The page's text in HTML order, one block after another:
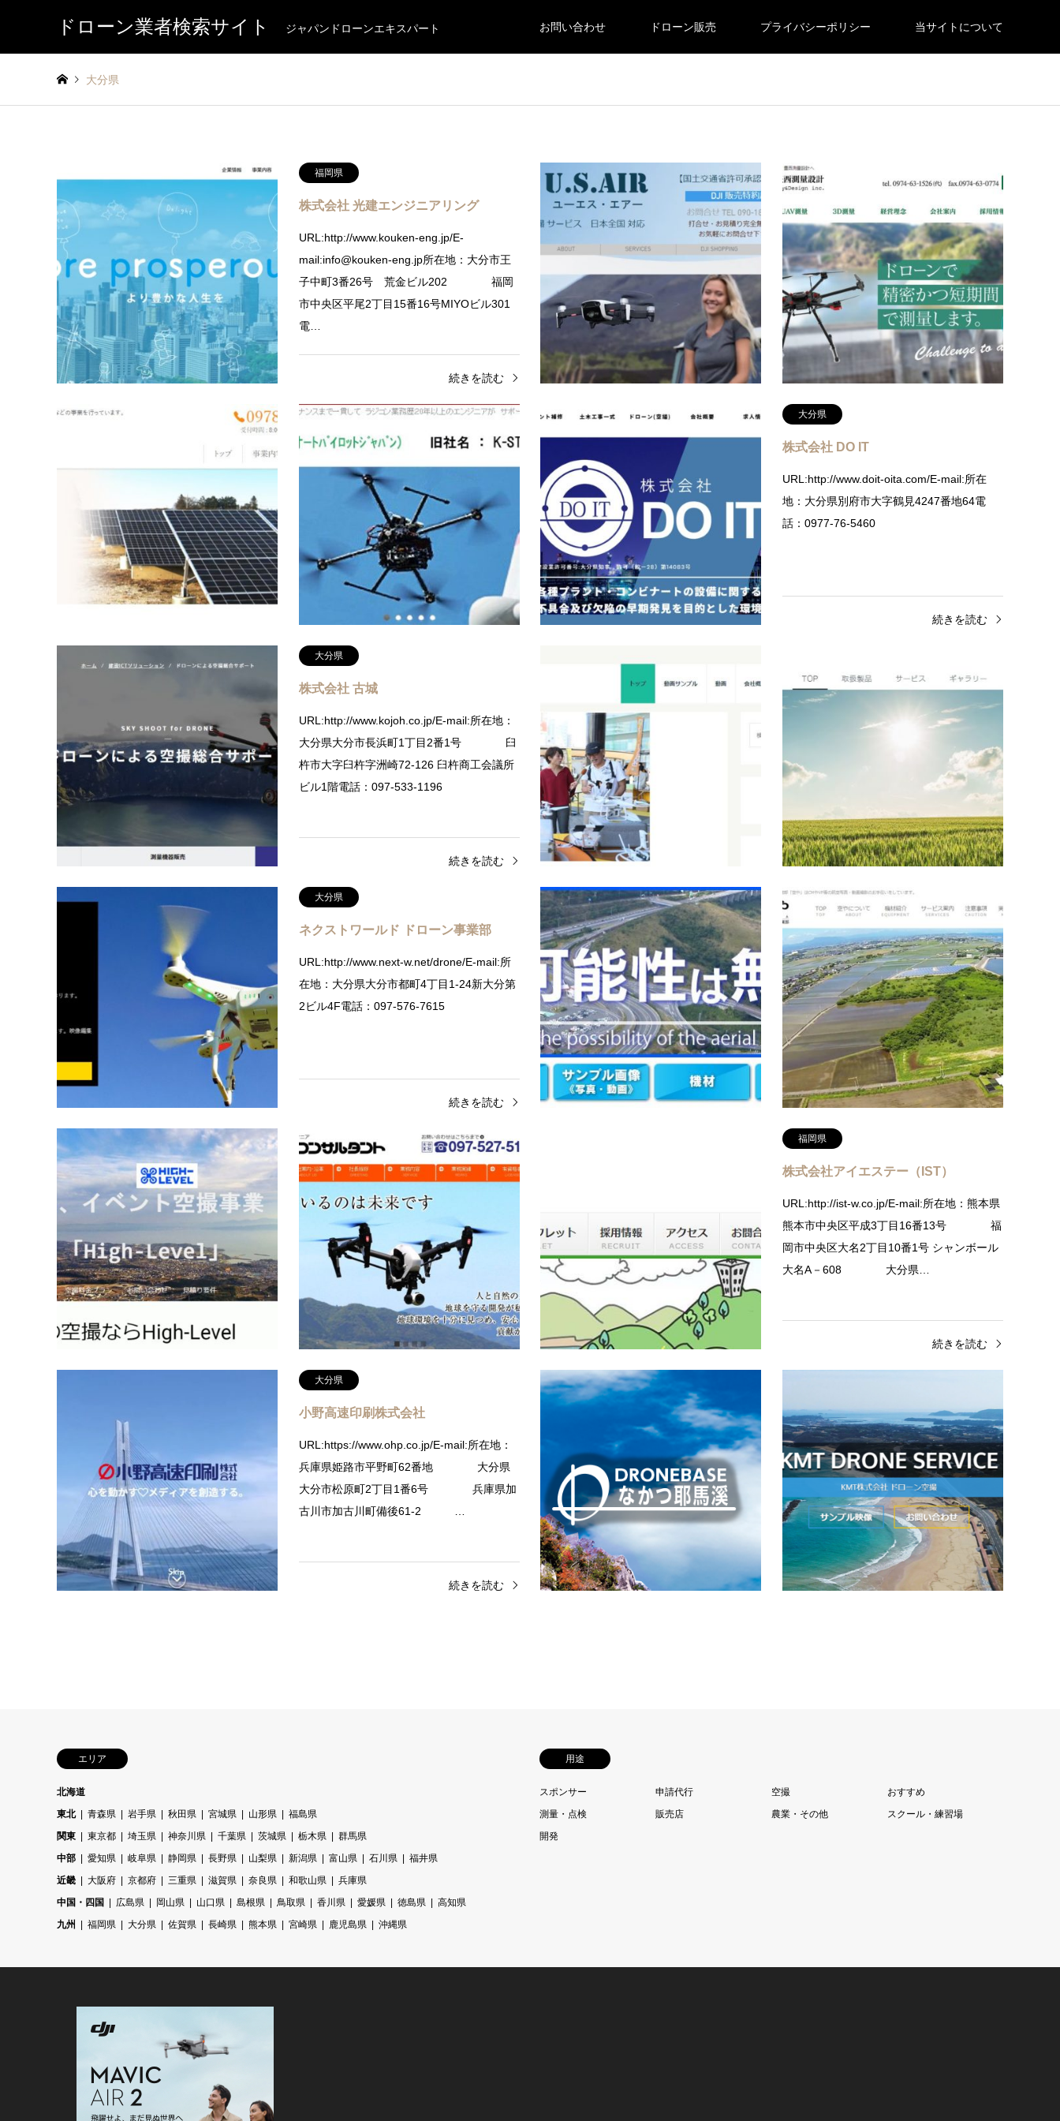
ドローン業者検索サイト ジャパンドローンエキスパート お問い合わせ ドローン販売 プライバシーポリシー 当サイトについて
大分県
福岡県
株式会社 光建エンジニアリング
URL:http://www.kouken-eng.jp/E-
mail:info@kouken-eng.jp所在地：大分市王
子中町3番26号 荒金ビル202 福岡
市中央区平尾2丁目15番16号MIYOビル301
電…
続きを読む
大分県
U.S.AIR（ユーエス・エアー）
URL:http://sinu12900.wixsite.com/usair-
oitaE-mail:us1290ty@icloud.com所在地：大
分県中津市是則1161-2電話：090-1878-
9611
続きを読む
大分県
有限会社ＨＫシステム
URL:http://www.hk-s.net/E-mail:所在地：大
分県国東市安岐町中園596番地2電話：0978-
続きを読む
大分県
URL:http://www.autopilot-japan.jp/E-mail:所
在地：大分県大分市大州浜1-4-12電話：
097-507-4914
大分県
株式会社 DO IT
URL:http://www.doit-oita.com/E-mail:所在
地：大分県別府市大字鶴見4247番地64電
話：0977-76-5460
続きを読む
大分県
株式会社 古城
URL:http://www.kojoh.co.jp/E-mail:所在地：
大分県大分市長浜町1丁目2番1号 臼
杵市大字臼杵字洲崎72-126 臼杵商工会議所
ビル1階電話：097-533-1196
続きを読む
空撮”夢工房”
URL:http://yumekoubou.frenchkiss.jp/E-
分県別府市実相寺３組２電話：０９７７－８
０－１１１０
続きを読む
大分県
ネクストワールド ドローン事業部
URL:http://www.next-w.net/drone/E-mail:所
在地：大分県大分市都町4丁目1-24新大分第
2ビル4F電話：097-576-7615
続きを読む
大分県
空撮映像企画 夢空間
URL:http://www.beppu-yumekukan.com/E-
mail:所在地：大分県別府市実相寺3組2電
話：0977-22-2315
続きを読む
High-Level
URL:https://drone-oita.jimdo.com/E-
mail:ng.newgood328@gmail.com所在地：
大分県大分市萩原1-7-19.703電話：090-
9471-5157
続きを読む
techno.com/index.htmlE-mail:tcn-
consul@kaw.bbiq.jp所在地：大分県大分市三
佐一丁目5番14号 神奈川県大和市上
和田1242-3 …
続きを読む
福岡県
株式会社アイエステー（IST）
URL:http://ist-w.co.jp/E-mail:所在地：熊本県
熊本市中央区平成3丁目16番13号 福
岡市中央区大名2丁目10番1号 シャンボール
大名A－608 大分県…
続きを読む
大分県
小野高速印刷株式会社
URL:https://www.ohp.co.jp/E-mail:所在地：
兵庫県姫路市平野町62番地 大分県
大分市松原町2丁目1番6号 兵庫県加
古川市加古川町備後61-2 …
続きを読む
DRONE BASE なかつ耶馬溪スクー
ル
URL:http://dronebase.jscx.jp/yabakei/E-mail:
所在地：大分県中津市沖代町2-1-6電話：
0979-23-1151
続きを読む
エリア
北海道
東北
青森県 岩手県 秋田県 宮城県 山形県
福島県
関東
東京都 埼玉県 神奈川県 千葉県 茨城県 栃木県
群馬県
中部
愛知県 岐阜県 静岡県 長野県 山梨県 新潟県 富山県 石川県
福井県
近畿
大阪府 京都府 三重県 滋賀県 奈良県 和歌山県
兵庫県
中国・四国
広島県 岡山県 山口県 島根県 鳥取県 香川県 愛媛県 徳島県
高知県
九州
福岡県 大分県 佐賀県 長崎県 熊本県 宮崎県 鹿児島県 沖縄県
用途
スポンサー 申請代行 空撮
おすすめ
測量・点検
販売店 農業・その他
スクール・練習場
開発